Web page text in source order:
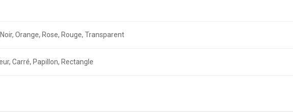
Orange, Rose, Rouge, Transparent
Carré, Papillon, Rectangle